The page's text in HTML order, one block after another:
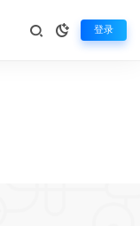
登录